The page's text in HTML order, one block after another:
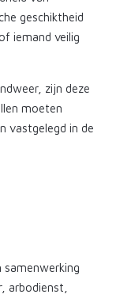
geschiktheid
iemand veilig
zijn deze
moeten
vastgelegd in de
arbodienst,